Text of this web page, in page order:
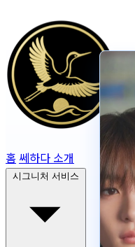
홈 쎄하다 소개
시그니처 서비스